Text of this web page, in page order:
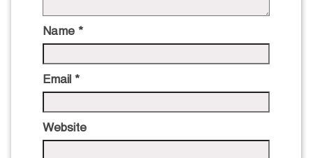
Name *
Email *
Website